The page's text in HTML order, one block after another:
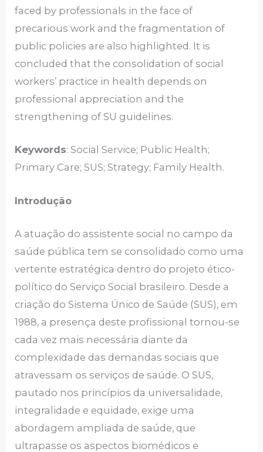
faced by professionals in the face of
precarious work and the fragmentation of
public policies are also highlighted. It is
concluded that the consolidation of social
workers’ practice in health depends on
professional appreciation and the
strengthening of SU guidelines.
Keywords: Social Service; Public Health;
Primary Care; SUS; Strategy; Family Health.
Introdução
A atuação do assistente social no campo da
saúde pública tem se consolidado como uma
vertente estratégica dentro do projeto ético-
político do Serviço Social brasileiro. Desde a
criação do Sistema Único de Saúde (SUS), em
1988, a presença deste profissional tornou-se
cada vez mais necessária diante da
complexidade das demandas sociais que
atravessam os serviços de saúde. O SUS,
pautado nos princípios da universalidade,
integralidade e equidade, exige uma
abordagem ampliada de saúde, que
ultrapasse os aspectos biomédicos e